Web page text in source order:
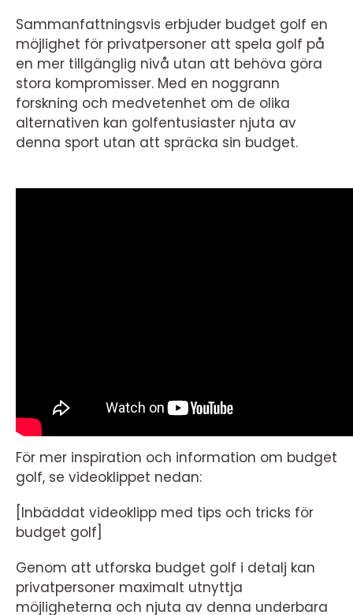
Sammanfattningsvis erbjuder budget golf en
möjlighet för privatpersoner att spela golf på
en mer tillgänglig nivå utan att behöva göra
stora kompromisser. Med en noggrann
forskning och medvetenhet om de olika
alternativen kan golfentusiaster njuta av
denna sport utan att spräcka sin budget.
För mer inspiration och information om budget
golf, se videoklippet nedan:
[Inbäddat videoklipp med tips och tricks för
budget golf]
Genom att utforska budget golf i detalj kan
privatpersoner maximalt utnyttja
möjligheterna och njuta av denna underbara